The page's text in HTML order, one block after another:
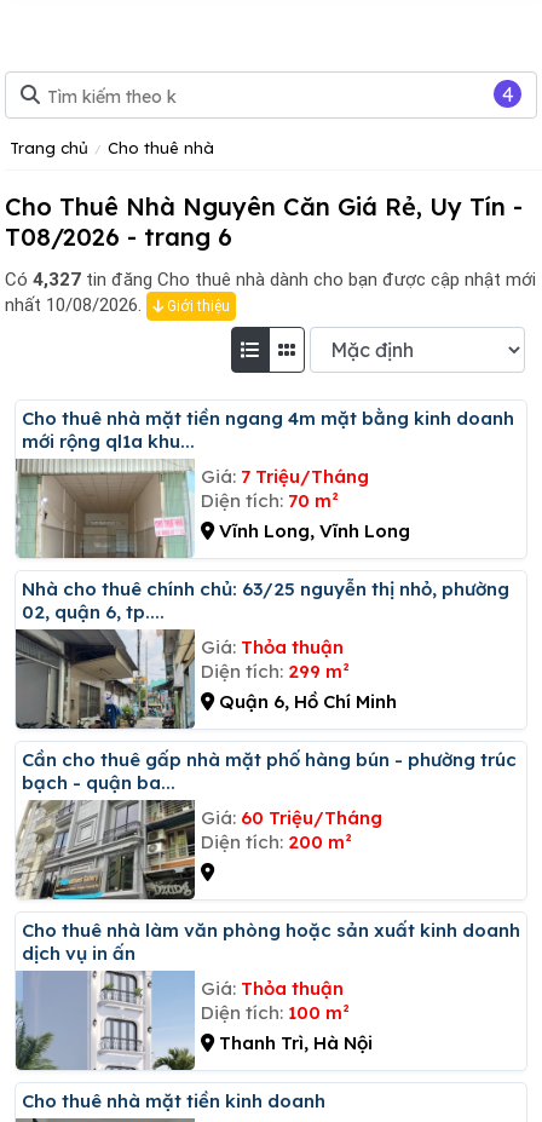
Trang chủ Cho thuê nhà
Cho Thuê Nhà Nguyên Căn Giá Rẻ, Uy Tín -
T08/2026 - trang 6
Có 4,327 tin đăng Cho thuê nhà dành cho bạn được cập nhật mới
nhất 10/08/2026.
Giới thiệu
Cho thuê nhà mặt tiền ngang 4m mặt bằng kinh doanh
mới rộng ql1a khu...
Giá: 7 Triệu/Tháng
Diện tích: 70 m²
Vĩnh Long, Vĩnh Long
Nhà cho thuê chính chủ: 63/25 nguyễn thị nhỏ, phường
02, quận 6, tp....
Giá: Thỏa thuận
Diện tích: 299 m²
Quận 6, Hồ Chí Minh
Cần cho thuê gấp nhà mặt phố hàng bún - phường trúc
bạch - quận ba...
Giá: 60 Triệu/Tháng
Diện tích: 200 m²
Cho thuê nhà làm văn phòng hoặc sản xuất kinh doanh
dịch vụ in ấn
Giá: Thỏa thuận
Diện tích: 100 m²
Thanh Trì, Hà Nội
Cho thuê nhà mặt tiền kinh doanh
4